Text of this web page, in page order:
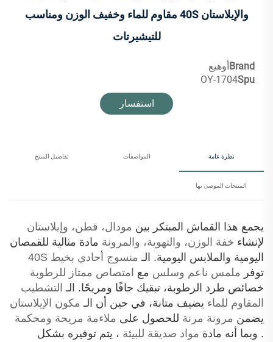
والإيلاستان 40S مقاوم للماء وخفيف الوزن ومناسب
للتيشيرتات
Brand أوهيع
Spu
OY-1704
استفسار
نظرة عامة المواصفات تفاصيل المنتج
المنتجات الموصى بها
يجمع هذا القماش المبتكر بين مودال، قطن، وإيلاستان
لإنشاء خفة الوزن، والتهوية، والمرونة مادة مثالية للقمصان
اليومية والملابس اليومية. الـ منسوج أحادي بخيط 40S
توفر ملمس ناعم وسلس مع امتصاص ممتاز للرطوبة
خصائص طرد الرطوبة، تبقيك جافًا ومريحًا. الـ التشطيب
المقاوم للماء يضيف متانة، في حين أن الـ مكون الإيلاستان
يضمن مرونة مرنة للحصول على ملاءمة مريحة ومحكمة
. وبما أنه مادة مواد صديقة للبيئة ، يتم توفيره بشكل